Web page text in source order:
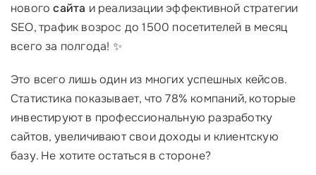
новогосайта и реализации эффективной стратегии
SEO, трафик возрос до 1500 посетителей в месяц
всего за полгода! ✨
Это всего лишь один из многих успешных кейсов.
Статистика показывает, что 78% компаний, которые
инвестируют в профессиональную разработку
сайтов, увеличивают свои доходы и клиентскую
базу. Не хотите остаться в стороне?